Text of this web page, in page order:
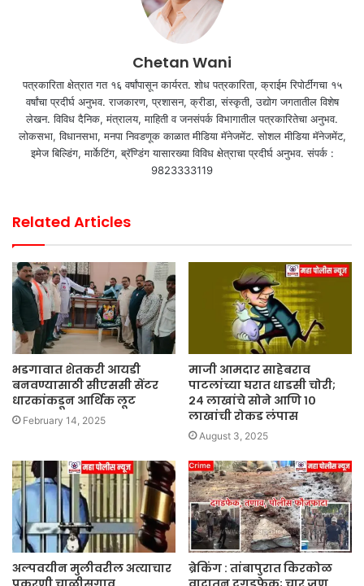
Chetan Wani
पत्रकारिता क्षेत्रात गत १६ वर्षांपासून कार्यरत. शोध पत्रकारिता, क्राईम रिपोर्टींगचा १५
वर्षांचा प्रदीर्घ अनुभव. राजकारण, प्रशासन, क्रीडा, संस्कृती, उद्योग जगतातील विशेष
लेखन. विविध दैनिक, मंत्रालय, माहिती व जनसंपर्क विभागातील पत्रकारितेचा अनुभव.
लोकसभा, विधानसभा, मनपा निवडणूक काळात मीडिया मॅनेजमेंट. सोशल मीडिया मॅनेजमेंट,
इमेज बिल्डिंग, मार्केटिंग, ब्रॅण्डिंग यासारख्या विविध क्षेत्राचा प्रदीर्घ अनुभव. संपर्क :
9823333119
Related Articles
भडगावात शेतकरी आयडी
बनवण्यासाठी सीएससी सेंटर
धारकांकडून आर्थिक लूट
February 14, 2025
माजी आमदार साहेबराव
पाटलांच्या घरात धाडसी चोरी;
२४ लाखांचे सोने आणि १०
लाखांची रोकड लंपास
August 3, 2025
अल्पवयीन मुलीवरील अत्याचार
ब्रेकिंग : तांबापुरात किरकोळ